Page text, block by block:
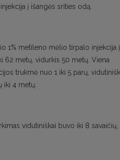
į išangės srities odą.
1% metileno mėlio tirpalo injekcija į
62 metų, vidurkis 50 metų. Viena
trukmė nuo 1 iki 5 parų,
iki 4 metų.
vidutiniškai buvo iki 8 savaičių,